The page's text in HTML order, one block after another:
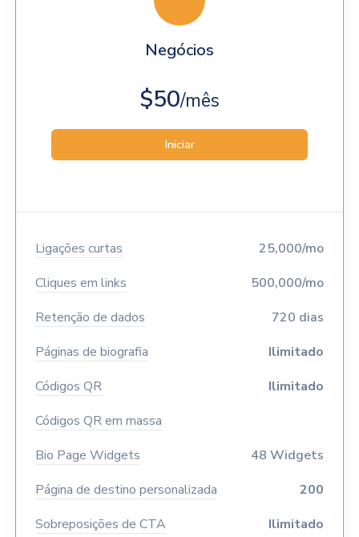
Negócios
$50/mês
Iniciar
Ligações curtas
25,000/mo
Cliques em links
500,000/mo
Retenção de dados
720 dias
Páginas de biografia
Ilimitado
Códigos QR
Ilimitado
Códigos QR em massa
Bio Page Widgets
48 Widgets
Página de destino personalizada
200
Sobreposições de CTA
Ilimitado